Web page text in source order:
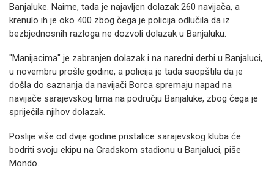
Banjaluke. Naime, tada je najavljen dolazak 260 navijača, a
krenulo ih je oko 400 zbog čega je policija odlučila da iz
bezbjednosnih razloga ne dozvoli dolazak u Banjaluku.
"Manijacima" je zabranjen dolazak i na naredni derbi u Banjaluci,
u novembru prošle godine, a policija je tada saopštila da je
došla do saznanja da navijači Borca spremaju napad na
navijače sarajevskog tima na području Banjaluke, zbog čega je
spriječila njihov dolazak.
Poslije više od dvije godine pristalice sarajevskog kluba će
bodriti svoju ekipu na Gradskom stadionu u Banjaluci, piše
Mondo.